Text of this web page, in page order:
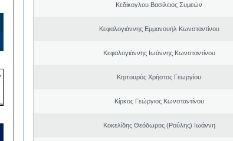
Κεδίκογλου Βασίλειος Συμεών
Κεφαλογιάννης Εμμανουήλ Κωνσταντίνου
Κεφαλογιάννης Ιωάννης Κωνσταντίνου
Κηπουρός Χρήστος Γεωργίου
Κίρκος Γεώργιος Κωνσταντίνου
Κοκελίδης Θεόδωρος (Ρούλης) Ιωάννη